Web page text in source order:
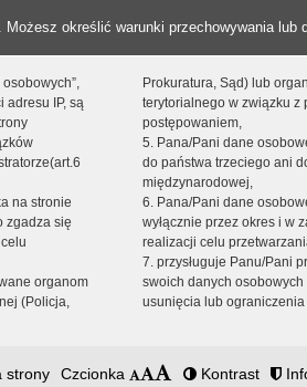
. Możesz określić warunki przechowywania lub
adresu IP, są
na stronie
zgadza się
organom
(Policja,
Prokuratura, Sąd) lub
terytorialnego w związku z
postępowaniem,
5. Pana/Pani dane
do państwa trzeciego ani
międzynarodowej,
6. Pana/Pani dane
wyłącznie przez okres i w
realizacji celu
7. przysługuje Panu/Pani
swoich danych
usunięcia lub
strony Czcionka Kontrast